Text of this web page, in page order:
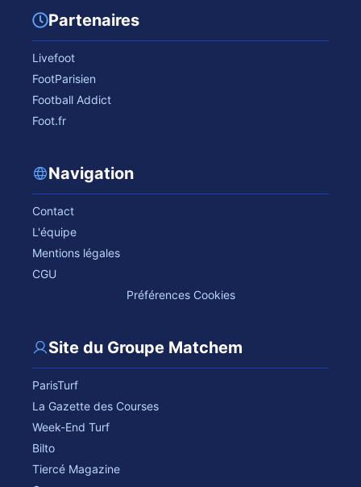
Partenaires
Livefoot
FootParisien
Football Addict
Foot.fr
Navigation
Contact
L'équipe
Mentions légales
CGU
Préférences Cookies
Site du Groupe Matchem
ParisTurf
La Gazette des Courses
Week-End Turf
Bilto
Tiercé Magazine